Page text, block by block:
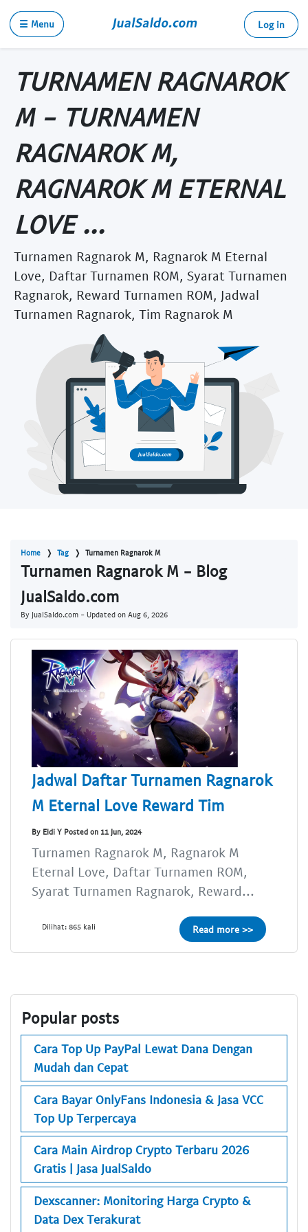
☰ Menu Log in
TURNAMEN RAGNAROK
M - TURNAMEN
RAGNAROK M,
RAGNAROK M ETERNAL
LOVE ...
Turnamen Ragnarok M, Ragnarok M Eternal
Love, Daftar Turnamen ROM, Syarat Turnamen
Ragnarok, Reward Turnamen ROM, Jadwal
Turnamen Ragnarok, Tim Ragnarok M
Home Tag Turnamen Ragnarok M
Turnamen Ragnarok M - Blog
JualSaldo.com
By JualSaldo.com - Updated on Aug 6, 2026
Jadwal Daftar Turnamen Ragnarok
M Eternal Love Reward Tim
By Eldi Y Posted on 11 Jun, 2024
Turnamen Ragnarok M, Ragnarok M
Eternal Love, Daftar Turnamen ROM,
Syarat Turnamen Ragnarok, Reward...
Dilihat: 865 kali Read more >>
Popular posts
Cara Top Up PayPal Lewat Dana Dengan
Mudah dan Cepat
Cara Bayar OnlyFans Indonesia & Jasa VCC
Top Up Terpercaya
Cara Main Airdrop Crypto Terbaru 2026
Gratis | Jasa JualSaldo
Dexscanner: Monitoring Harga Crypto &
Data Dex Terakurat